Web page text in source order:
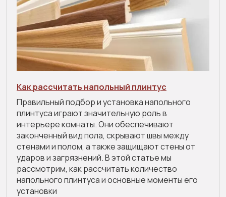
Как рассчитать напольный плинтус
Правильный подбор и установка напольного
плинтуса играют значительную роль в
интерьере комнаты. Они обеспечивают
законченный вид пола, скрывают швы между
стенами и полом, а также защищают стены от
ударов и загрязнений. В этой статье мы
рассмотрим, как рассчитать количество
напольного плинтуса и основные моменты его
установки